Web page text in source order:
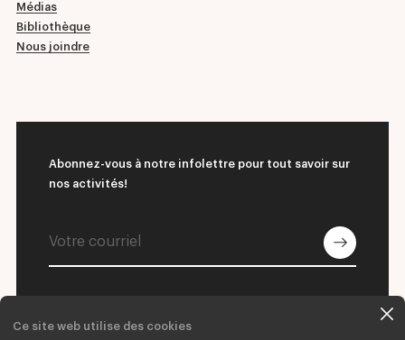
Médias
Bibliothèque
Nous joindre
Abonnez-vous à notre infolettre pour tout savoir sur
nos activités!
Ce site web utilise des cookies